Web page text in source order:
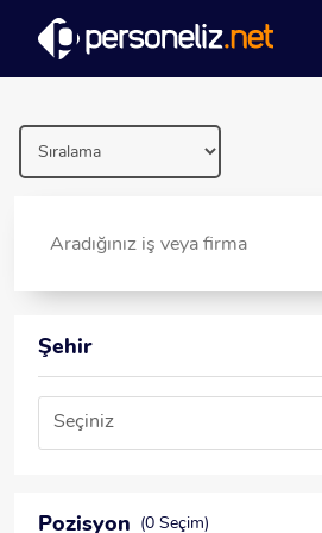
Şehir
Seçiniz
Pozisyon (0 Seçim)